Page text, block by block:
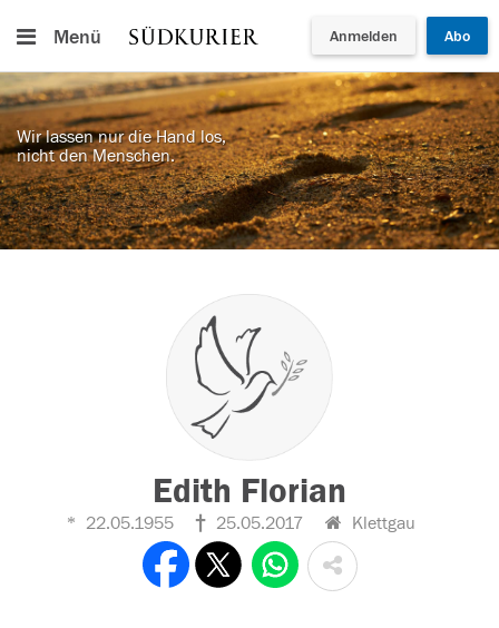
Menü Anmelden Abo
Wir lassen nur die Hand los,
nicht den Menschen.
Edith Florian
22.05.1955 25.05.2017 Klettgau